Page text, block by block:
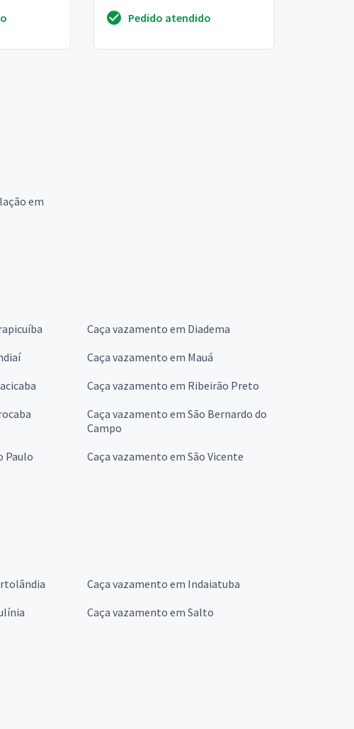
avaliação. Obri...
Pedido atendido
em
Caça vazamento em Diadema
Caça vazamento em Mauá
Caça vazamento em Ribeirão Preto
Caça vazamento em São Bernardo do
Campo
Paulo Caça vazamento em São Vicente
Caça vazamento em Indaiatuba
Caça vazamento em Salto